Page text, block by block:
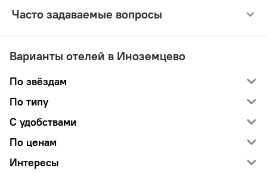
Часто задаваемые вопросы
Варианты отелей в Иноземцево
По звёздам
По типу
С удобствами
По ценам
Интересы